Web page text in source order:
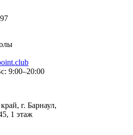
9:00–20:00
г. Барнаул,
1 этаж